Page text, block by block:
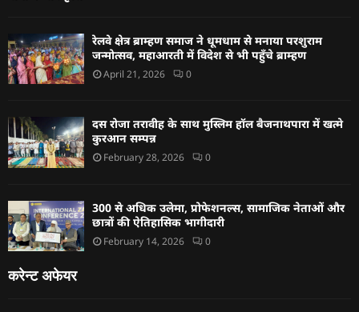
रेलवे क्षेत्र ब्राम्हण समाज ने धूमधाम से मनाया परशुराम
जन्मोत्सव, महाआरती में विदेश से भी पहुँचे ब्राम्हण
April 21, 2026 0
दस रोजा तरावीह के साथ मुस्लिम हॉल बैजनाथपारा में खत्मे
कुरआन सम्पन्न
February 28, 2026 0
300 से अधिक उलेमा, प्रोफेशनल्स, सामाजिक नेताओं और
छात्रों की ऐतिहासिक भागीदारी
February 14, 2026 0
करेन्ट अफेयर